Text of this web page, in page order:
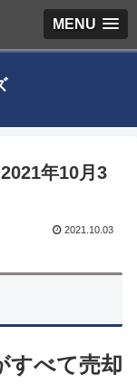
MENU
年10月3
2021.10.03
すべて売却